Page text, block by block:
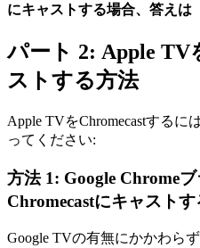
にキャストする場合、答えは
パート 2: Apple TV
ストする方法
Apple TVをChromecastする
ってください:
方法 1: Google Chrome
Chromecastにキャストす
Google TVの有無にかかわら